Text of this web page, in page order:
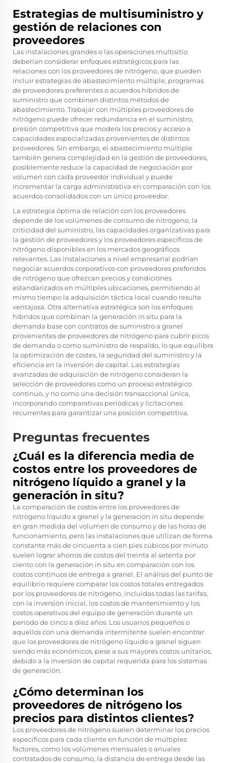
Estrategias de multisuministro y
gestión de relaciones con
proveedores
Las instalaciones grandes o las operaciones multisitio
deberían considerar enfoques estratégicos para las
relaciones con los proveedores de nitrógeno, que pueden
incluir estrategias de abastecimiento múltiple, programas
de proveedores preferentes o acuerdos híbridos de
suministro que combinen distintos métodos de
abastecimiento. Trabajar con múltiples proveedores de
nitrógeno puede ofrecer redundancia en el suministro,
presión competitiva que modera los precios y acceso a
capacidades especializadas provenientes de distintos
proveedores. Sin embargo, el abastecimiento múltiple
también genera complejidad en la gestión de proveedores,
posiblemente reduce la capacidad de negociación por
volumen con cada proveedor individual y puede
incrementar la carga administrativa en comparación con los
acuerdos consolidados con un único proveedor.
La estrategia óptima de relación con los proveedores
depende de los volúmenes de consumo de nitrógeno, la
criticidad del suministro, las capacidades organizativas para
la gestión de proveedores y los proveedores específicos de
nitrógeno disponibles en los mercados geográficos
relevantes. Las instalaciones a nivel empresarial podrían
negociar acuerdos corporativos con proveedores preferidos
de nitrógeno que ofrezcan precios y condiciones
estandarizados en múltiples ubicaciones, permitiendo al
mismo tiempo la adquisición táctica local cuando resulte
ventajosa. Otra alternativa estratégica son los enfoques
híbridos que combinan la generación in situ para la
demanda base con contratos de suministro a granel
provenientes de proveedores de nitrógeno para cubrir picos
de demanda o como suministro de respaldo, lo que equilibra
la optimización de costes, la seguridad del suministro y la
eficiencia en la inversión de capital. Las estrategias
avanzadas de adquisición de nitrógeno consideran la
selección de proveedores como un proceso estratégico
continuo, y no como una decisión transaccional única,
incorporando comparativas periódicas y licitaciones
recurrentes para garantizar una posición competitiva.
Preguntas frecuentes
¿Cuál es la diferencia media de
costos entre los proveedores de
nitrógeno líquido a granel y la
generación in situ?
La comparación de costos entre los proveedores de
nitrógeno líquido a granel y la generación in situ depende
en gran medida del volumen de consumo y de las horas de
funcionamiento, pero las instalaciones que utilizan de forma
constante más de cincuenta a cien pies cúbicos por minuto
suelen lograr ahorros de costos del treinta al setenta por
ciento con la generación in situ en comparación con los
costos continuos de entrega a granel. El análisis del punto de
equilibrio requiere comparar los costos totales entregados
por los proveedores de nitrógeno, incluidas todas las tarifas,
con la inversión inicial, los costos de mantenimiento y los
costos operativos del equipo de generación durante un
período de cinco a diez años. Los usuarios pequeños o
aquellos con una demanda intermitente suelen encontrar
que los proveedores de nitrógeno líquido a granel siguen
siendo más económicos, pese a sus mayores costos unitarios,
debido a la inversión de capital requerida para los sistemas
de generación.
¿Cómo determinan los
proveedores de nitrógeno los
precios para distintos clientes?
Los proveedores de nitrógeno suelen determinar los precios
específicos para cada cliente en función de múltiples
factores, como los volúmenes mensuales o anuales
contratados de consumo, la distancia de entrega desde las